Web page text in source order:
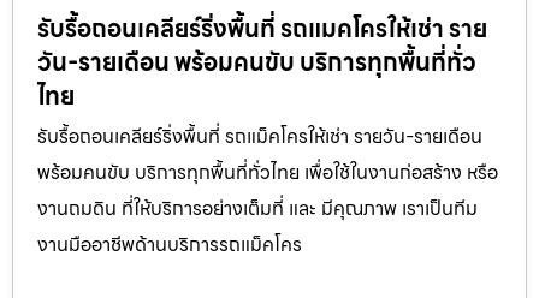
รับรื้อถอนเคลียร์ริ่งพื้นที่ รถแมคโครให้เช่า ราย
วัน-รายเดือน พร้อมคนขับ บริการทุกพื้นที่ทั่ว
ไทย
รับรื้อถอนเคลียร์ริ่งพื้นที่ รถแม็คโครให้เช่า รายวัน-รายเดือน
พร้อมคนขับ บริการทุกพื้นที่ทั่วไทย เพื่อใช้ในงานก่อสร้าง หรือ
งานถมดิน ที่ให้บริการอย่างเต็มที่ และ มีคุณภาพ เราเป็นทีม
งานมืออาชีพด้านบริการรถแม็คโคร